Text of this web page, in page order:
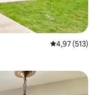
4,97 ud af 5 i
4,97 (513)